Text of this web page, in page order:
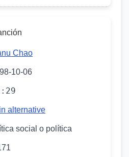
Chao
10-06
alternative
social o política